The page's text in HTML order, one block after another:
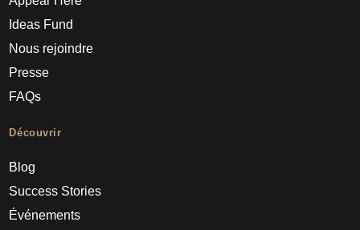
Ideas Fund
Nous rejoindre
Presse
FAQs
Découvrir
Blog
Success Stories
Événements